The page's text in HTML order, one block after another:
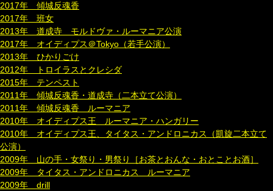
2017年 傾城反魂香
2017年 班女
2013年 道成寺 モルドヴァ・ルーマニア公演
2017年 オイディプス＠Tokyo（若手公演）
2013年 ひかりごけ
2012年 トロイラスとクレシダ
2015年 テンペスト
2011年 傾城反魂香・道成寺（二本立て公演）
2011年 傾城反魂香 ルーマニア
2010年 オイディプス王 ルーマニア・ハンガリー
2010年 オイディプス王、タイタス・アンドロニカス（凱旋二本立て
公演）
2009年 山の手・女祭り・男祭り［お茶とおんな・おとことお酒］
2009年 タイタス・アンドロニカス ルーマニア
2009年 drill